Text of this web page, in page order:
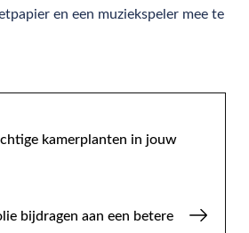
en een muziekspeler mee te
kamerplanten in jouw
bijdragen aan een betere